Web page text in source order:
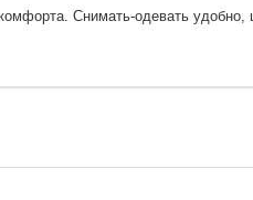
Снимать-одевать